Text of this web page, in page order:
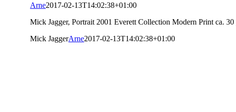
Arne2017-02-13T14:02:38+01:00
Mick Jagger, Portrait 2001 Everett Collection Modern Print ca. 30
Mick JaggerArne2017-02-13T14:02:38+01:00